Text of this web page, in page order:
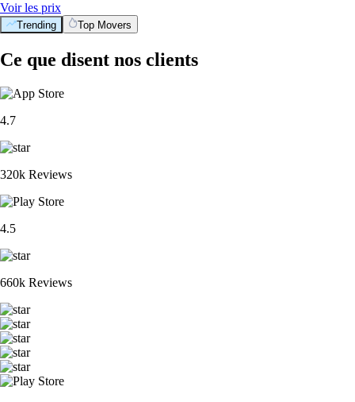
Voir les prix
Trending Top Movers
Ce que disent nos clients
4.7
320k Reviews
4.5
660k Reviews